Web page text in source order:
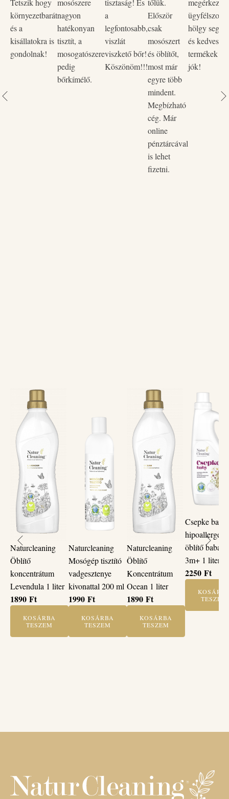
Biológiailag lebomló – Fenntartható, környezetbarát
megoldás.
Újratölthető flakon– Kevesebb hulladék, tudatosabb
választás.
környezetbarát
és a
kisállatokra is
gondolnak!
nagyon
hatékonyan
tisztít, a
mosogatószere
pedig
bőrkímélő.
a
legfontosabb,
viszlát
viszkető bőr!
Köszönöm!!!
Először
csak
mosószert
és öblítőt,
most már
egyre több
mindent.
Megbízható
cég. Már
online
pénztárcával
is lehet
fizetni.
hölgy
és kedves
termékek
jók!
Naturcleaning
Öblítő
koncentrátum
Levendula 1 liter
1890 Ft
KOSÁRBA
TESZEM
Naturcleaning
Mosógép tisztító
vadgesztenye
kivonattal 200 ml
1990 Ft
KOSÁRBA
TESZEM
Naturcleaning
Öblítő
Koncentrátum
Ocean 1 liter
1890 Ft
KOSÁRBA
TESZEM
Csepke baby
hipoallergén
öblítő
3m+ 1 liter
2250 Ft
TESZEM